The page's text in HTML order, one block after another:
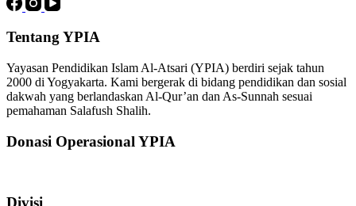
Tentang YPIA
Yayasan Pendidikan Islam Al-Atsari (YPIA) berdiri sejak tahun
2000 di Yogyakarta. Kami bergerak di bidang pendidikan dan sosial
dakwah yang berlandaskan Al-Qur’an dan As-Sunnah sesuai
pemahaman Salafush Shalih.
Donasi Operasional YPIA